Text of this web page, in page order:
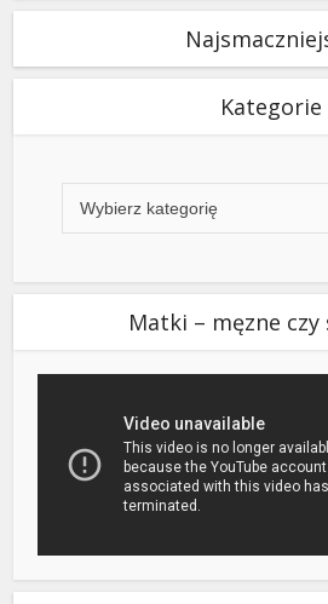
Kategorie
Matki – męzne czy